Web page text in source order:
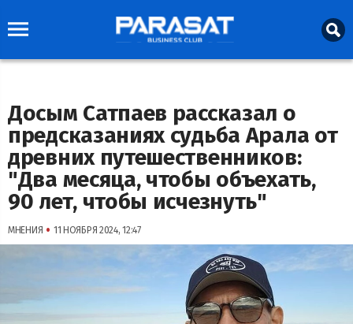
Досым Сатпаев рассказал о
предсказаниях судьба Арала от
древних путешественников:
"Два месяца, чтобы объехать,
90 лет, чтобы исчезнуть"
МНЕНИЯ • 11 НОЯБРЯ 2024, 12:47